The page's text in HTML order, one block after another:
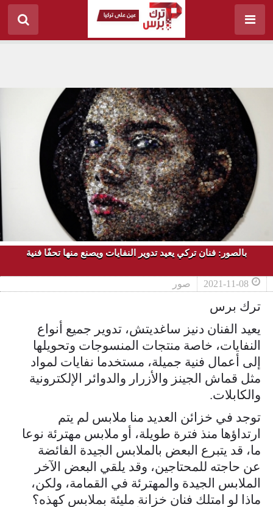
بالصور: فنان تركي يعيد تدوير النفايات ويصنع منها تحفًا فنية
2021-11-08 صور
ترك برس
يعيد الفنان دنيز ساغديتش، تدوير جميع أنواع
النفايات، خاصة منتجات المنسوجات وتحويلها
إلى أعمال فنية جميلة، مستخدما نفايات لمواد
مثل قماش الجينز والأزرار والدوائر الإلكترونية
والكابلات.
توجد في خزائن العديد منا ملابس لم يتم
ارتداؤها منذ فترة طويلة، أو ملابس مهترئة نوعا
ما، قد يتبرع البعض بالملابس الجيدة الفائضة
عن حاجته للمحتاجين، وقد يلقي البعض الآخر
الملابس الجيدة والمهترئة في القمامة، ولكن،
ماذا لو امتلك فنان خزانة مليئة بملابس كهذه؟